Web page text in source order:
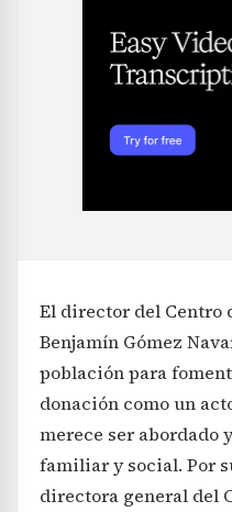
El director del Centro
Benjamín Gómez
población para
donación como un
merece ser abordado
familiar y social. Por
directora general del